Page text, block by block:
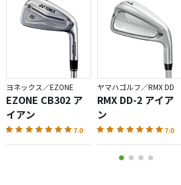
ヨネックス／EZONE
EZONE CB302 ア
イアン
7.0
ヤマハゴルフ／RMX DD
RMX DD-2 アイア
ン
7.0